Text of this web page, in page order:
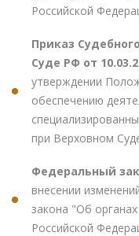
Российской
Приказ
Суде РФ от
утверждении
обеспечению
при Верховном
Федеральный
внесении
закона "Об
Российской